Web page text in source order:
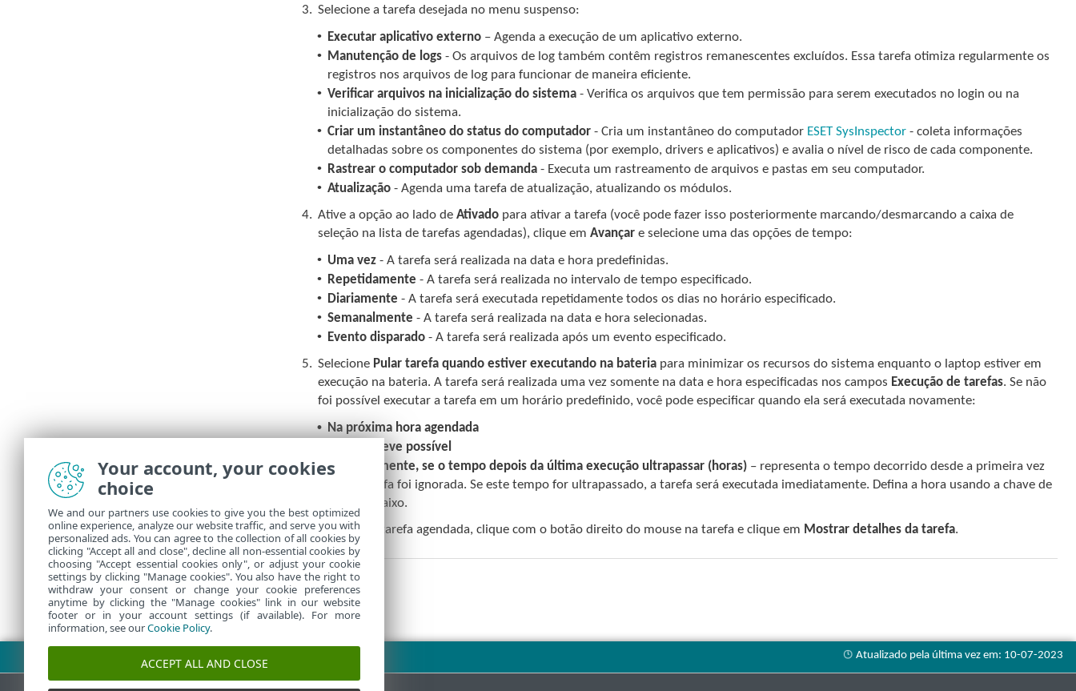
3. Selecione a tarefa desejada no menu suspenso:
• Executar aplicativo externo – Agenda a execução de um aplicativo externo.
• Manutenção de logs - Os arquivos de log também contêm registros remanescentes excluídos. Essa tarefa otimiza regularmente os
registros nos arquivos de log para funcionar de maneira eficiente.
• Verificar arquivos na inicialização do sistema - Verifica os arquivos que tem permissão para serem executados no login ou na
inicialização do sistema.
• Criar um instantâneo do status do computador - Cria um instantâneo do computador ESET SysInspector - coleta informações
detalhadas sobre os componentes do sistema (por exemplo, drivers e aplicativos) e avalia o nível de risco de cada componente.
• Rastrear o computador sob demanda - Executa um rastreamento de arquivos e pastas em seu computador.
• Atualização - Agenda uma tarefa de atualização, atualizando os módulos.
4. Ative a opção ao lado deAtivado para ativar a tarefa (você pode fazer isso posteriormente marcando/desmarcando a caixa de
seleção na lista de tarefas agendadas), clique emAvançar e selecione uma das opções de tempo:
• Uma vez - A tarefa será realizada na data e hora predefinidas.
• Repetidamente - A tarefa será realizada no intervalo de tempo especificado.
• Diariamente - A tarefa será executada repetidamente todos os dias no horário especificado.
• Semanalmente - A tarefa será realizada na data e hora selecionadas.
• Evento disparado - A tarefa será realizada após um evento especificado.
5. Selecione Pular tarefa quando estiver executando na bateria para minimizar os recursos do sistema enquanto o laptop estiver em
execução na bateria. A tarefa será realizada uma vez somente na data e hora especificadas nos campos Execução de tarefas. Se não
foi possível executar a tarefa em um horário predefinido, você pode especificar quando ela será executada novamente:
• Na próxima hora agendada
O mais breve possível
• Imediatamente, se o tempo depois da última execução ultrapassar (horas) – representa o tempo decorrido desde a primeira vez
que a tarefa foi ignorada. Se este tempo for ultrapassado, a tarefa será executada imediatamente. Defina a hora usando a chave de
cabeça abaixo.
Para revisar a tarefa agendada, clique com o botão direito do mouse na tarefa e clique em Mostrar detalhes da tarefa.
Your account, your cookies
choice
We and our partners use cookies to give you the best optimized
online experience, analyze our website traffic, and serve you with
personalized ads. You can agree to the collection of all cookies by
clicking "Accept all and close", decline all non-essential cookies by
choosing "Accept essential cookies only", or adjust your cookie
settings by clicking "Manage cookies". You also have the right to
withdraw your consent or change your cookie preferences
anytime by clicking the "Manage cookies" link in our website
footer or in your account settings (if available). For more
information, see ourCookie Policy.
ACCEPT ALL AND CLOSE